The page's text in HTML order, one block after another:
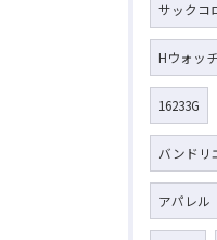
サックコ
Hウォッチ
16233G
バンドリ
アパレル